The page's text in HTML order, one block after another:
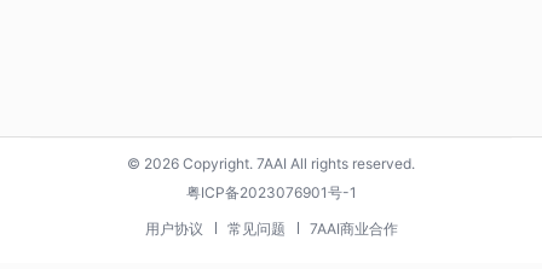
© 2026 Copyright. 7AAI All rights reserved.
粤ICP备2023076901号-1
用户协议
常见问题 7AAI商业合作